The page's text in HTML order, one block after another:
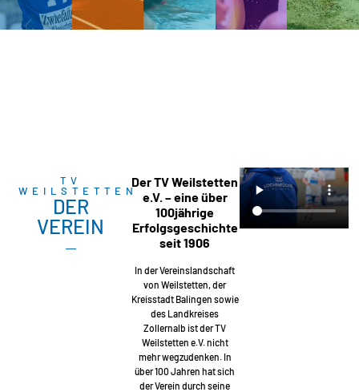
TV
WEILSTETTEN
DER
VEREIN
Der TV Weilstetten
e.V. – eine über
100jährige
Erfolgsgeschichte
seit 1906
In der Vereinslandschaft
von Weilstetten, der
Kreisstadt Balingen sowie
des Landkreises
Zollernalb ist der TV
Weilstetten e.V. nicht
mehr wegzudenken. In
über 100 Jahren hat sich
der Verein durch seine